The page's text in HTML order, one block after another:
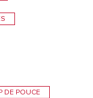
DE POUCE